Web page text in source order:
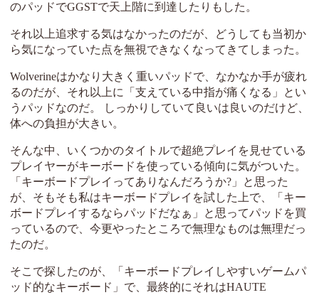
のパッドでGGSTで天上階に到達したりもした。
それ以上追求する気はなかったのだが、どうしても当初か
ら気になっていた点を無視できなくなってきてしまった。
Wolverineはかなり大きく重いパッドで、なかなか手が疲れ
るのだが、それ以上に「支えている中指が痛くなる」とい
うパッドなのだ。 しっかりしていて良いは良いのだけど、
体への負担が大きい。
そんな中、いくつかのタイトルで超絶プレイを見せている
プレイヤーがキーボードを使っている傾向に気がついた。
「キーボードプレイってありなんだろうか?」と思った
が、そもそも私はキーボードプレイを試した上で、「キー
ボードプレイするならパッドだなぁ」と思ってパッドを買
っているので、今更やったところで無理なものは無理だっ
たのだ。
そこで探したのが、「キーボードプレイしやすいゲームパ
ッド的なキーボード」で、最終的にそれはHAUTE